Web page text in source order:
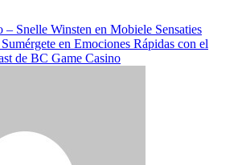
– Snelle Winsten en Mobiele Sensaties
en Emociones Rápidas con el
de BC Game Casino